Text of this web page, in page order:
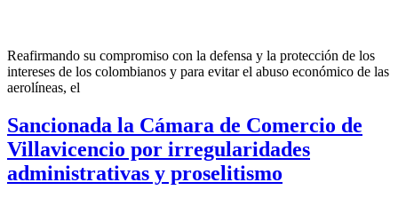
Reafirmando su compromiso con la defensa y la protección de los
intereses de los colombianos y para evitar el abuso económico de las
aerolíneas, el
Sancionada la Cámara de Comercio de
Villavicencio por irregularidades
administrativas y proselitismo